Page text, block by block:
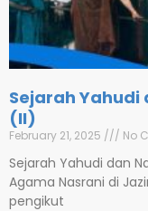
Sejarah Yahudi
(II)
February 21, 2025 No
Sejarah Yahudi dan
Agama Nasrani di
pengikut